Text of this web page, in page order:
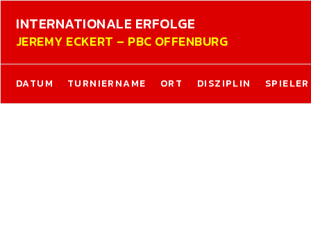
INTERNATIONALE ERFOLGE
JEREMY ECKERT – PBC OFFENBURG
DATUM TURNIERNAME ORT DISZIPLIN SPIELER